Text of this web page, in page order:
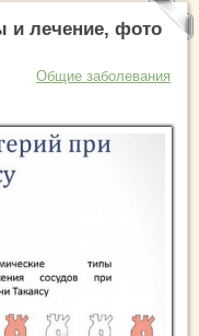
и лечение, фото
Общие заболевания